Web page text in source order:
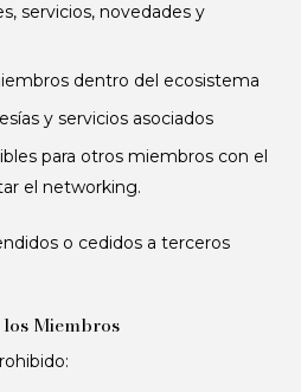
servicios, novedades y
dentro del ecosistema
y servicios asociados
para otros miembros con el
el networking.
o cedidos a terceros
Miembros